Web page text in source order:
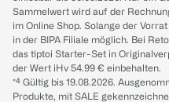
Sammelwert wird auf der
im Online Shop. Solange der
in der BIPA Filiale möglich. Bei
das tiptoi Starter-Set in
der Wert iHv 54.99 € einbehalten.
*⁴ Gültig bis 19.08.2026.
Produkte, mit SALE